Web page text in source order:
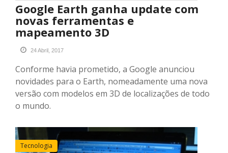
Google Earth ganha update com
novas ferramentas e
mapeamento 3D
24 Abril, 2017
Conforme havia prometido, a Google anunciou
novidades para o Earth, nomeadamente uma nova
versão com modelos em 3D de localizações de todo
o mundo.
Tecnologia